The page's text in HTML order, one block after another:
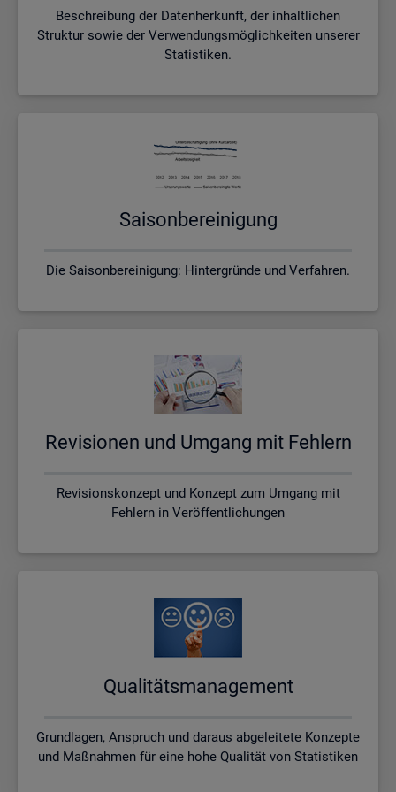
Beschreibung der Datenherkunft, der inhaltlichen
Struktur sowie der Verwendungsmöglichkeiten unserer
Statistiken.
Sai­son­be­rei­ni­gung
Die Saisonbereinigung: Hintergründe und Verfahren.
Re­vi­sio­nen und Um­gang mit Feh­lern
Revisionskonzept und Konzept zum Umgang mit
Fehlern in Veröffentlichungen
Qua­li­täts­ma­nage­ment
Grundlagen, Anspruch und daraus abgeleitete Konzepte
und Maßnahmen für eine hohe Qualität von Statistiken